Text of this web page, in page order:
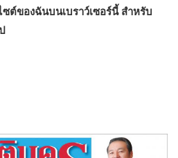
ต์ของฉันบนเบราว์เซอร์นี้ สำหรับ